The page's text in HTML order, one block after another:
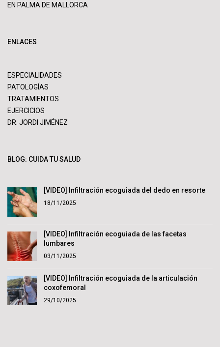
EN PALMA DE MALLORCA
ENLACES
ESPECIALIDADES
PATOLOGÍAS
TRATAMIENTOS
EJERCICIOS
DR. JORDI JIMÉNEZ
BLOG: CUIDA TU SALUD
[VIDEO] Infiltración ecoguiada del dedo en resorte
18/11/2025
[VIDEO] Infiltración ecoguiada de las facetas
lumbares
03/11/2025
[VIDEO] Infiltración ecoguiada de la articulación
coxofemoral
29/10/2025